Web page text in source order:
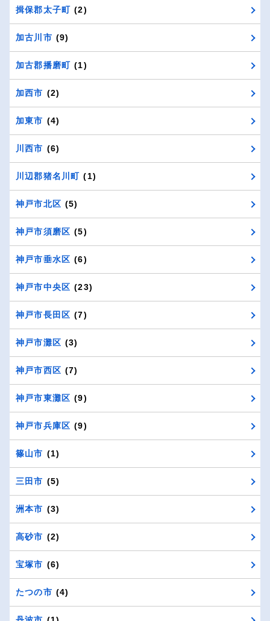
揖保郡太子町 (2)
加古川市 (9)
加古郡播磨町 (1)
加西市 (2)
加東市 (4)
川西市 (6)
川辺郡猪名川町 (1)
神戸市北区 (5)
神戸市須磨区 (5)
神戸市垂水区 (6)
神戸市中央区 (23)
神戸市長田区 (7)
神戸市灘区 (3)
神戸市西区 (7)
神戸市東灘区 (9)
神戸市兵庫区 (9)
篠山市 (1)
三田市 (5)
洲本市 (3)
高砂市 (2)
宝塚市 (6)
たつの市 (4)